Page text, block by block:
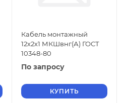
Кабель монтажный
12х2х1 МКШвнг(А) ГОСТ
10348-80
По запросу
КУПИТЬ